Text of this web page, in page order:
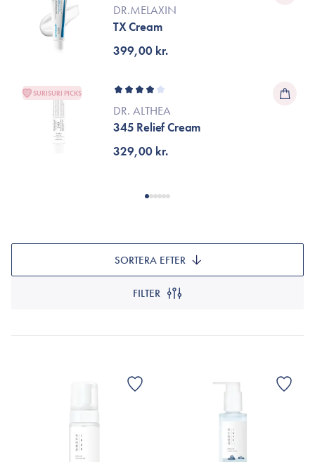
DR.MELAXIN
TX Cream
399,00 kr.
SURISURI PICKS
DR. ALTHEA
345 Relief Cream
329,00 kr.
FILTER
SORTERA EFTER